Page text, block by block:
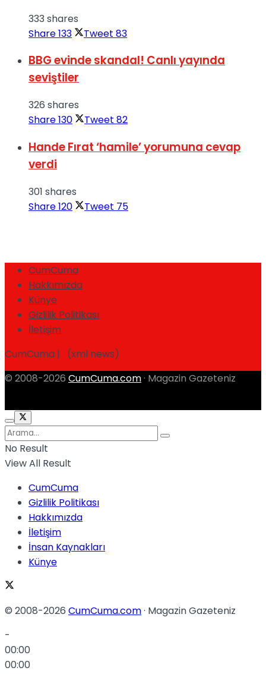
333 shares
Share133 Tweet 83
BBG evinde skandal! Canlı yayında
seviştiler
326 shares
Share130 Tweet 82
Hande Fırat ‘hamile’ yorumuna cevap
verdi
301 shares
Share120 Tweet 75
CumCuma
Hakkımızda
Künye
Gizlilik Politikası
İletişim
CumCuma | (xml news)
© 2008-2026 CumCuma.com · Magazin Gazeteniz
No Result
View All Result
CumCuma
Gizlilik Politikası
Hakkımızda
İletişim
İnsan Kaynakları
Künye
© 2008-2026 CumCuma.com· Magazin Gazeteniz
-
00:00
00:00